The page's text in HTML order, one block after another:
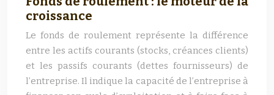
croissance
Le fonds de roulement représente la différence
entre les actifs courants (stocks, créances clients)
et les passifs courants (dettes fournisseurs) de
l’entreprise. Il indique la capacité de l’entreprise à